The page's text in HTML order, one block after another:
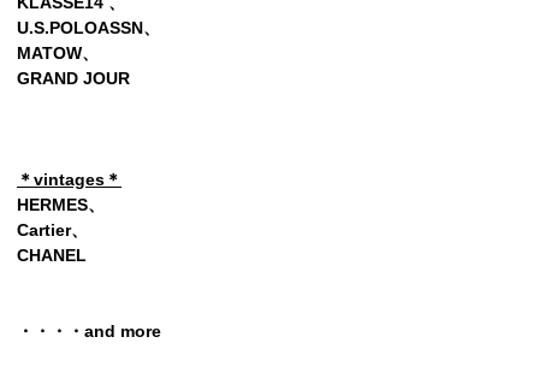
U.S.POLOASSN、
MATOW、
GRAND JOUR
＊vintages＊
HERMES、
Cartier、
CHANEL
・・・・and more